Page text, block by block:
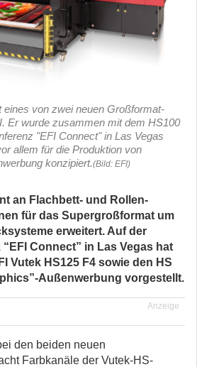
von zwei neuen Großformat-
Er wurde zusammen mit dem HS100
"EFI Connect" in Las Vegas
allem für die Produktion von
konzipiert.(Bild: EFI)
an Flachbett- und Rollen-
für das Supergroßformat um
erweitert. Auf der
Connect” in Las Vegas hat
Vutek HS125 F4 sowie den HS
Außenwerbung vorgestellt.
Anzeige
den beiden neuen
Farbkanäle der Vutek-HS-